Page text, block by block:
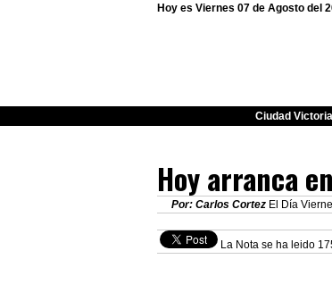
Hoy es Viernes 07 de Agosto del
Ciudad Victoria
Hoy arranca
Por: Carlos Cortez El Día
La Nota se ha leido